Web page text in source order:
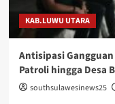
KAB.LUWU UTARA
Antisipasi
Patroli hingga Desa
southsulawesinews25